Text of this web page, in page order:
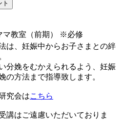
ト
教室（前期） ※必修
は、妊娠中からお子さまとの絆
分娩をむかえられるよう、妊娠
の方法まで指導致します。
究会はこちら
講はご遠慮いただいておりま